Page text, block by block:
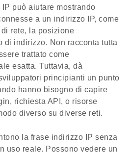
può aiutare mostrando
a un indirizzo IP, come
rete, la posizione
di indirizzo. Non racconta tutta
trattato come
esatta. Tuttavia, dà
principianti un punto
hanno bisogno di capire
richiesta API, o risorse
diverso su diverse reti.
la frase indirizzo IP senza
uso reale. Possono vedere un